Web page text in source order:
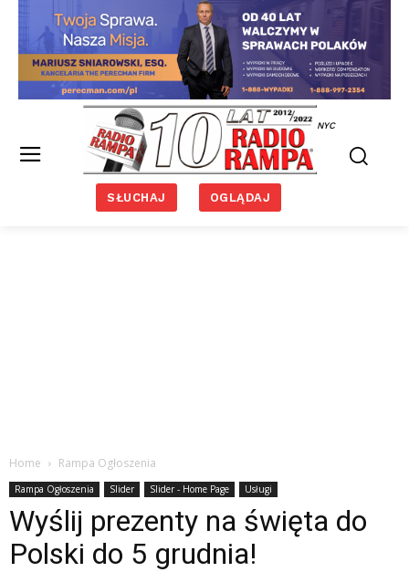
NYC
SŁUCHAJ OGLĄDAJ
Home Rampa Ogłoszenia
Rampa Ogłoszenia Slider Slider - Home Page Usługi
Wyślij prezenty na święta do
Polski do 5 grudnia!